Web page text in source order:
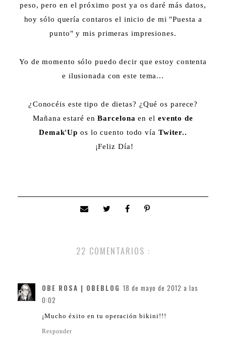
peso, pero en el próximo post ya os daré más datos,
hoy sólo quería contaros el inicio de mi "Puesta a
punto" y mis primeras impresiones.
Yo de momento sólo puedo decir que estoy contenta
e ilusionada con este tema...
¿Conocéis este tipo de dietas? ¿Qué os parece?
Mañana estaré enBarcelona en el evento de
Demak'Up os lo cuento todo vía Twiter..
¡Feliz Día!
22 COMENTARIOS :
OBE ROSA | OBEBLOG 18 de mayo de 2012 a las
0:02
¡Mucho éxito en tu operación bikini!!!
Responder